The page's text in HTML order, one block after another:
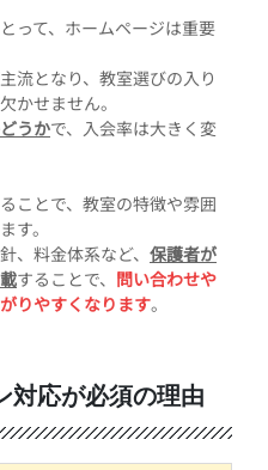
って、ホームページは重要
流となり、教室選びの入り
かせません。
うかで、入会率は大きく変
ことで、教室の特徴や雰囲
す。
、料金体系など、 保護者が
することで、 問い合わせや
りやすくなります。
対応が必須の理由